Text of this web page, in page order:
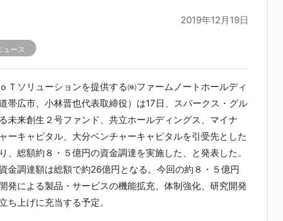
2019年12月19日
ュース
Ｔソリューションを提供する㈱ファームノートホールディ
帯広市、小林晋也代表取締役）は17日、スパークス・グル
未来創生２号ファンド、共立ホールディングス、マイナ
ーキャピタル、大分ベンチャーキャピタルを引受先とした
、総額約８・５億円の資金調達を実施した、と発表した。
金調達額は総額で約26億円となる。今回の約８・５億円
発による製品・サービスの機能拡充、体制強化、研究開発
ち上げに充当する予定。